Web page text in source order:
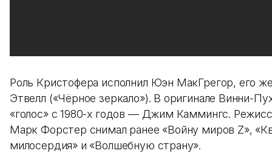
Роль Кристофера исполнил Юэн МакГрегор, его
Этвелл («Чёрное зеркало»). В оригинале Винни-
«голос» с 1980-х годов — Джим Каммингс.
Марк Форстер снимал ранее «Войну миров Z»,
милосердия» и «Волшебную страну».